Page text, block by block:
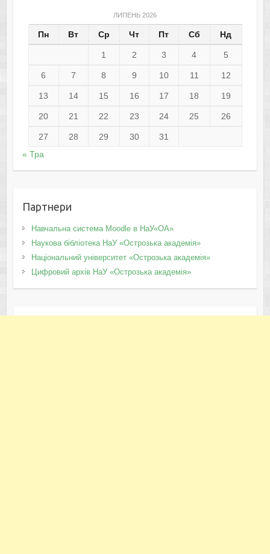
ЛИПЕНЬ 2026
Пн Вт Ср Чт Пт Сб Нд
1 2 3 4 5
6 7 8 9 10 11 12
13 14 15 16 17 18 19
20 21 22 23 24 25 26
27 28 29 30
31
« Тра
Партнери
Навчальна система Moodle в НаУ«ОА»
Наукова бібліотека НаУ «Острозька академія»
Національний університет «Острозька академія»
Цифровий архів НаУ «Острозька академія»